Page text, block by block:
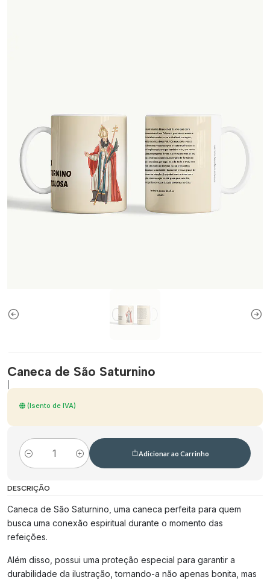
Caneca de São Saturnino
(Isento de IVA)
Quantidade
Adicionar ao Carrinho
DESCRIÇÃO
Caneca de São Saturnino, uma caneca perfeita para quem
busca uma conexão espiritual durante o momento das
refeições.
Além disso, possui uma proteção especial para garantir a
durabilidade da ilustração, tornando-a não apenas bonita, mas